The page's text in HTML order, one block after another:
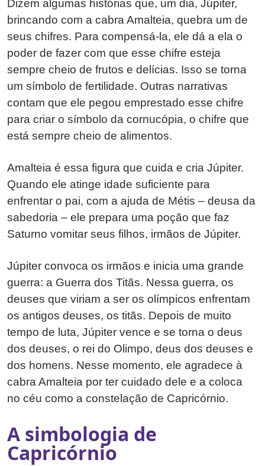
Dizem algumas histórias que, um dia, Júpiter,
brincando com a cabra Amalteia, quebra um de
seus chifres. Para compensá-la, ele dá a ela o
poder de fazer com que esse chifre esteja
sempre cheio de frutos e delícias. Isso se torna
um símbolo de fertilidade. Outras narrativas
contam que ele pegou emprestado esse chifre
para criar o símbolo da cornucópia, o chifre que
está sempre cheio de alimentos.
Amalteia é essa figura que cuida e cria Júpiter.
Quando ele atinge idade suficiente para
enfrentar o pai, com a ajuda de Métis – deusa da
sabedoria – ele prepara uma poção que faz
Saturno vomitar seus filhos, irmãos de Júpiter.
Júpiter convoca os irmãos e inicia uma grande
guerra: a Guerra dos Titãs. Nessa guerra, os
deuses que viriam a ser os olímpicos enfrentam
os antigos deuses, os titãs. Depois de muito
tempo de luta, Júpiter vence e se torna o deus
dos deuses, o rei do Olimpo, deus dos deuses e
dos homens. Nesse momento, ele agradece à
cabra Amalteia por ter cuidado dele e a coloca
no céu como a constelação de Capricórnio.
A simbologia de
Capricórnio